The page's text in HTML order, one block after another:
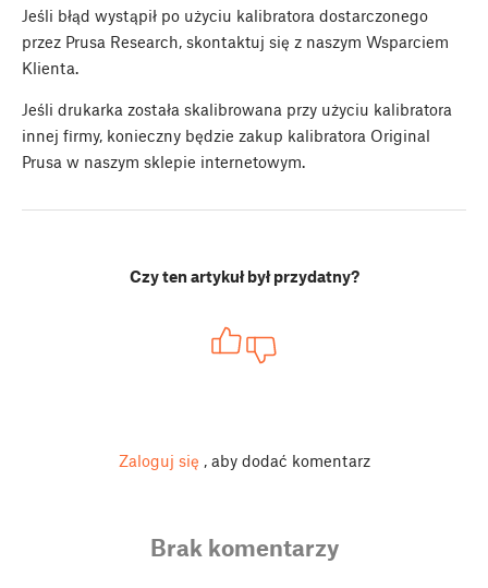
Jeśli błąd wystąpił po użyciu kalibratora dostarczonego
przez Prusa Research, skontaktuj się z naszym Wsparciem
Klienta.
Jeśli drukarka została skalibrowana przy użyciu kalibratora
innej firmy, konieczny będzie zakup kalibratora Original
Prusa w naszym sklepie internetowym.
Czy ten artykuł był przydatny?
Zaloguj się , aby dodać komentarz
Brak komentarzy